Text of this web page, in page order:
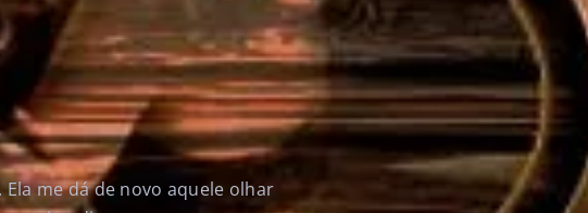
me dá de novo aquele olhar